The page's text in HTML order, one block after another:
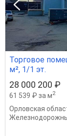
Торговое
м², 1/1 эт.
28 000 200 ₽
61 539 ₽ за м2
Орловская